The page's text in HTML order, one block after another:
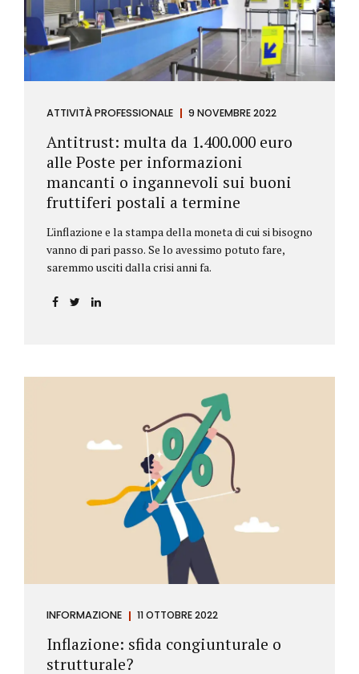
ATTIVITÀ PROFESSIONALE 9 NOVEMBRE 2022
Antitrust: multa da 1.400.000 euro
alle Poste per informazioni
mancanti o ingannevoli sui buoni
fruttiferi postali a termine
L'inflazione e la stampa della moneta di cui si bisogno
vanno di pari passo. Se lo avessimo potuto fare,
saremmo usciti dalla crisi anni fa.
INFORMAZIONE 11 OTTOBRE 2022
Inflazione: sfida congiunturale o
strutturale?